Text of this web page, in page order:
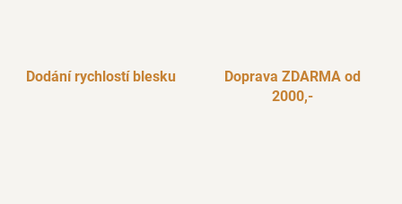
Dodání rychlostí blesku
Doprava ZDARMA od
2000,-